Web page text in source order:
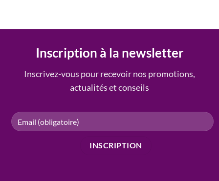
Inscription à la newsletter
Inscrivez-vous pour recevoir nos promotions,
actualités et conseils